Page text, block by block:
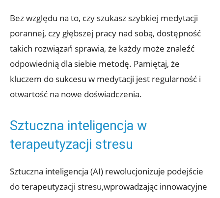
Bez względu na to, czy szukasz szybkiej medytacji
porannej, czy głębszej pracy nad sobą, dostępność
takich rozwiązań sprawia, że każdy może znaleźć
odpowiednią dla siebie metodę. Pamiętaj, że
kluczem do sukcesu w medytacji jest regularność i
otwartość na nowe doświadczenia.
Sztuczna inteligencja w
terapeutyzacji stresu
Sztuczna inteligencja (AI) rewolucjonizuje podejście
do terapeutyzacji stresu,wprowadzając innowacyjne